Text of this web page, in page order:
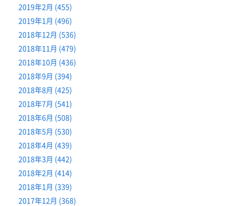
2019年2月 (455)
2019年1月 (496)
2018年12月 (536)
2018年11月 (479)
2018年10月 (436)
2018年9月 (394)
2018年8月 (425)
2018年7月 (541)
2018年6月 (508)
2018年5月 (530)
2018年4月 (439)
2018年3月 (442)
2018年2月 (414)
2018年1月 (339)
2017年12月 (368)